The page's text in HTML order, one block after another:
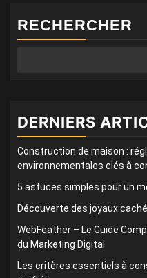
RECHERCHER
DERNIERS
Construction de maison :
environnementales clés à
5 astuces simples pour un
Découverte des joyaux
WebFeather – Le Guide
du Marketing Digital
Les critères essentiels à